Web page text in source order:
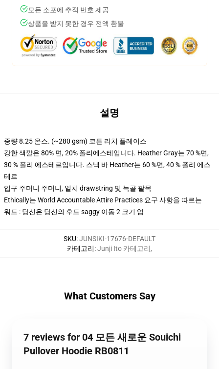
모든 소포에 추적 번호 제공
상품을 받지 못한 경우 전액 환불
설명
중량 8.25 온스. (~280 gsm) 코튼 리치 플레이스
강한 색깔은 80% 면, 20% 폴리에스테입니다. Heather Gray는 70 %면,
30 % 폴리 에스테르입니다. 스낵 바 Heather는 60 %면, 40 % 폴리 에스
테르
입구 주머니 주머니, 일치 drawstring 및 늑골 팔목
Ethically는 World Accountable Attire Practices 요구 사항을 따르는
워드 : 당신은 당신의 후드 saggy 이동 2 크기 업
SKU:JUNSIKI-17676-DEFAULT
카테고리:Junji Ito 카테고리,
What Customers Say
7 reviews for 04 모든 새로운 Souichi
Pullover Hoodie RB0811